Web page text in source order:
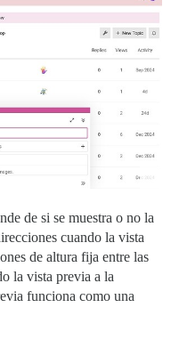
de si se muestra o no la
cuando la vista
de altura fija entre las
la vista previa a la
funciona como una